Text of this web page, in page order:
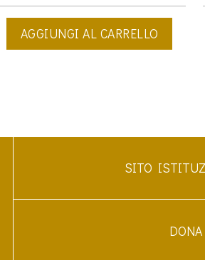
AGGIUNGI AL CARRELLO
SITO
DONA